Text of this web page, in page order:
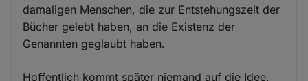
damaligen Menschen, die zur Entstehungszeit der
Bücher gelebt haben, an die Existenz der
Genannten geglaubt haben.
Hoffentlich kommt später niemand auf die Idee,